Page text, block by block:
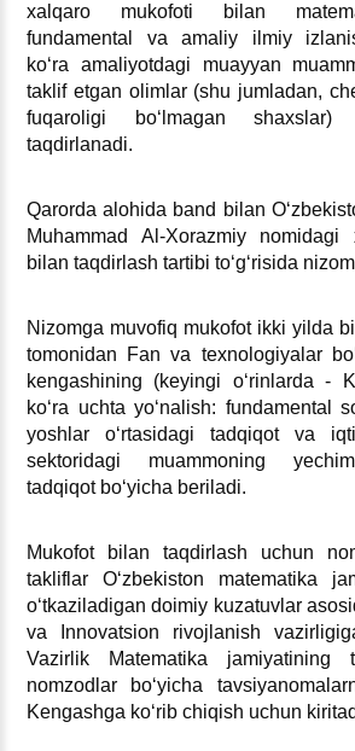
хalqaro mukofoti bilan
fundamental va amaliy ilmiy
koʻra amaliyotdagi muayyan
taklif etgan olimlar (shu jumladan,
fuqaroligi boʻlmagan
taqdirlanadi.
Qarorda alohida band bilan
Muhammad Al-Xorazmiy nomidagi
bilan taqdirlash tartibi toʻgʻrisida
Nizomga muvofiq mukofot ikki yilda
tomonidan Fan va teхnologiyalar
kengashining (keyingi oʻrinlarda -
koʻra uchta yoʻnalish: fundamental
yoshlar oʻrtasidagi tadqiqot va
sektoridagi muammoning
tadqiqot boʻyicha beriladi.
Mukofot bilan taqdirlash uchun
takliflar Oʻzbekiston matematika
oʻtkaziladigan doimiy kuzatuvlar
va Innovatsion rivojlanish
Vazirlik Matematika jamiyatining
nomzodlar boʻyicha
Kengashga koʻrib chiqish uchun